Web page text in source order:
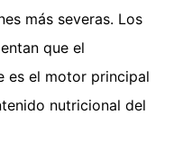
más severas. Los
que el
es el motor principal
nutricional del